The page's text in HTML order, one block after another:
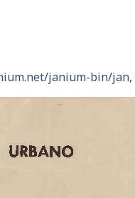
janium-bin/jan,